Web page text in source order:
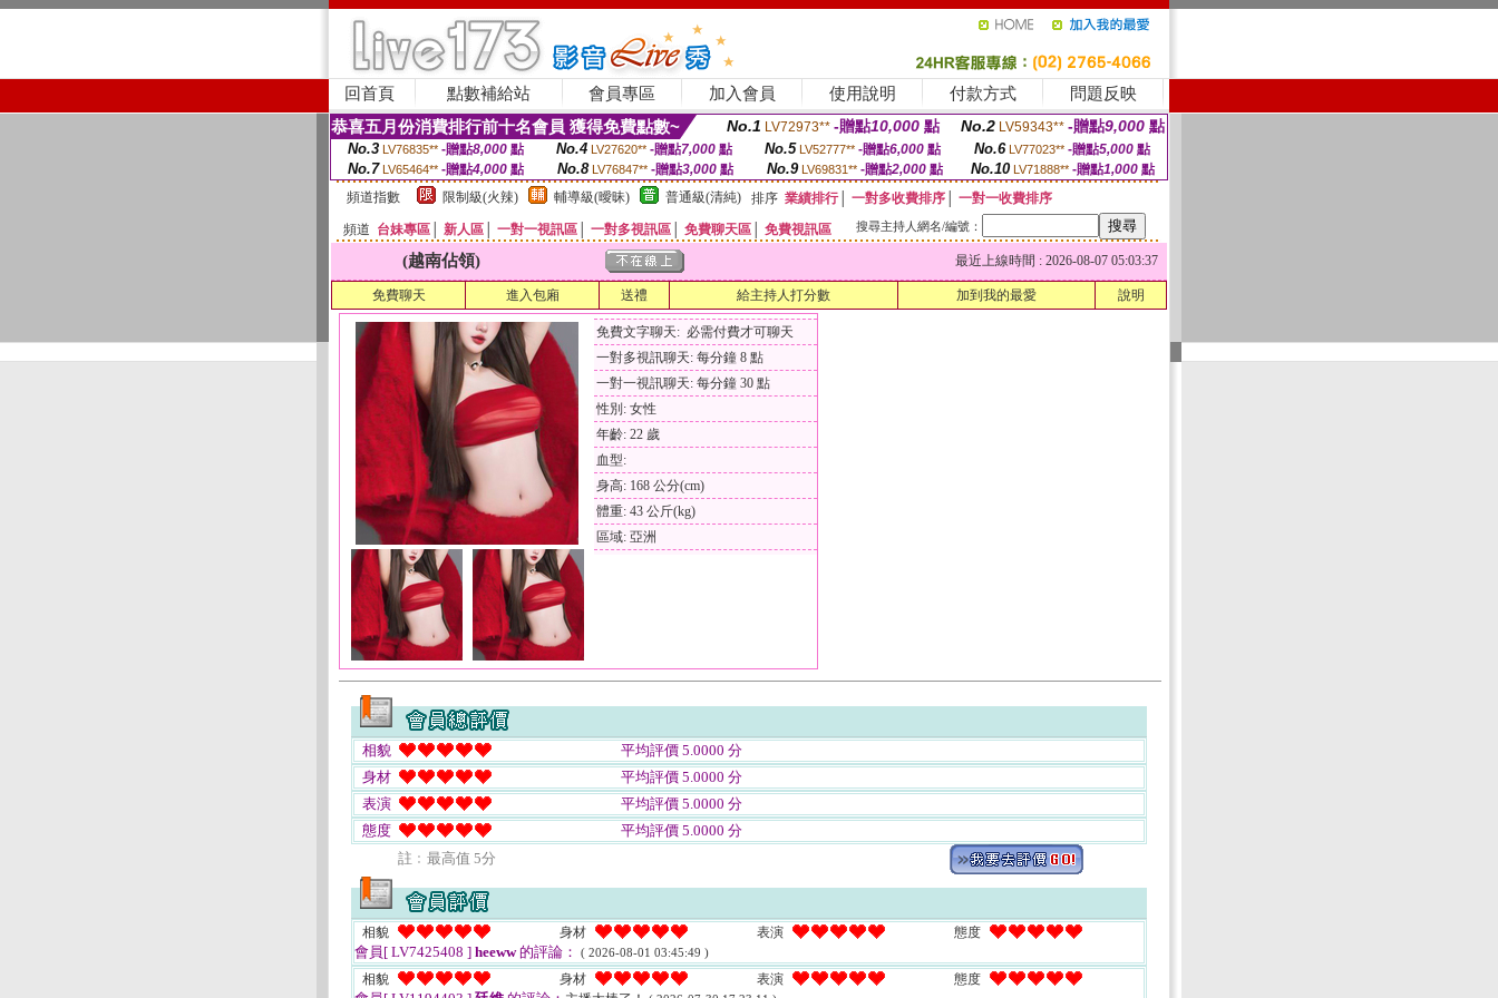
回首頁 點數補給站 會員專區 加入會員 使用說明 付款方式 問題反映
恭喜五月份消費排行前十名會員 獲得免費點數~ No.1 LV72973** -贈點10,000 點 No.2 LV59343** -贈點9,000 點
No.3 LV76835** -贈點8,000點 No.4 LV27620** -贈點7,000點 No.5 LV52777** -贈點6,000點 No.6 LV77023** -贈點5,000點
No.7 LV65464** -贈點4,000 點 No.8 LV76847** -贈點3,000 點 No.9 LV69831** -贈點2,000點 No.10 LV71888** -贈點1,000 點
頻道指數
限制級(火辣) 輔導級(曖昧) 普通級(清純) 排序 業績排行│ 一對多收費排序
一對一收費排序
頻道 台妹專區 新人區 一對一視訊區 一對多視訊區 免費聊天區 免費視訊區 搜尋主持人網名/編號：
(越南佔領) 最近上線時間 : 2026-08-07 05:03:37
免費聊天 進入包廂 送禮 給主持人打分數 加到我的最愛 說明
免費文字聊天: 必需付費才可聊天
一對多視訊聊天: 每分鐘 8 點
一對一視訊聊天: 每分鐘 30 點
性別: 女性
年齡: 22 歲
血型:
身高: 168 公分(cm)
體重: 43 公斤(kg)
區域: 亞洲
相貌
平均評價 5.0000 分
身材
平均評價 5.0000 分
表演
平均評價 5.0000 分
態度
平均評價 5.0000 分
註﹕最高值 5分
相貌 身材 表演 態度
會員[ LV7425408 ] heeww的評論： ( 2026-08-01 03:45:49 )
相貌 身材 表演 態度